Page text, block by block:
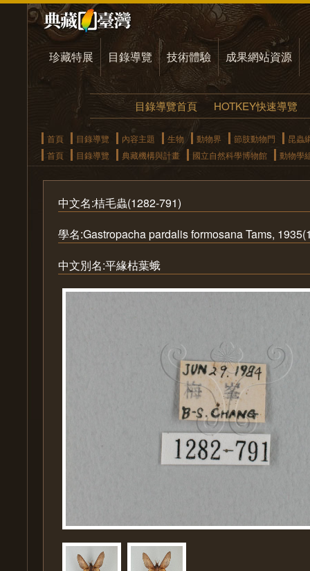
珍藏特展 目錄導覽 技術體驗 成果網站資源
目錄導覽首頁 HOTKEY快速導覽
首頁 目錄導覽 內容主題 生物 動物界 節肢動物門
昆蟲
首頁
目錄導覽 典藏機構與計畫 國立自然科學博物館 動物學
中文名:桔毛蟲(1282-791)
學名:Gastropacha pardalis formosana Tams,
中文別名:平緣枯葉蛾